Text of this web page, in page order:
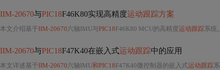
IIM-20670与PIC18F46K80实现高精度运动跟踪方案
本文介绍基于IIM-20670 六轴IMU与PIC18F46K80 MCU的高精度运动跟踪系统。涵盖硬件设计
IIM-20670与PIC18F47K40在嵌入式运动跟踪中的应用
本文详述基于IIM-20670 六轴IMU和PIC18F47K40微控制器的嵌入式运动跟踪系统设计，涵盖